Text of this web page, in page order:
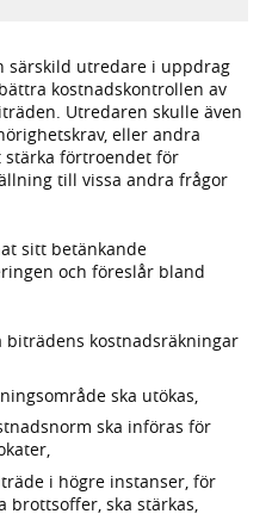
särskild utredare i uppdrag
kostnadskontrollen av
Utredaren skulle även
eller andra
förtroendet för
till vissa andra frågor
sitt betänkande
och föreslår bland
biträdens kostnadsräkningar
ska utökas,
ska införas för
i högre instanser, för
brottsoffer, ska stärkas,